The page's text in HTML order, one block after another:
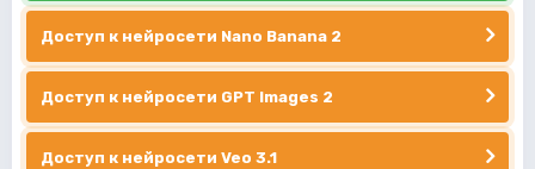
Доступ к нейросети Nano Banana 2
Доступ к нейросети GPT Images 2
Доступ к нейросети Veo 3.1